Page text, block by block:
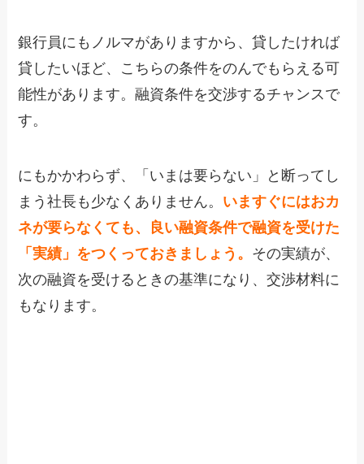
銀行員にもノルマがありますから、貸したければ
貸したいほど、こちらの条件をのんでもらえる可
能性があります。融資条件を交渉するチャンスで
す。
にもかかわらず、「いまは要らない」と断ってし
まう社長も少なくありません。 いますぐにはおカ
ネが要らなくても、良い融資条件で融資を受けた
「実績」をつくっておきましょう。 その実績が、
次の融資を受けるときの基準になり、交渉材料に
もなります。